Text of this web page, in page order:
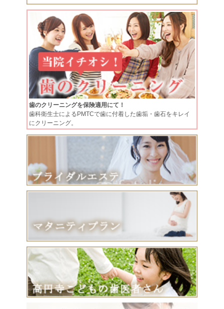
歯のクリーニングを保険適用にて！
歯科衛生士によるPMTCで歯に付着した歯垢・歯石をキレイ
にクリーニング。